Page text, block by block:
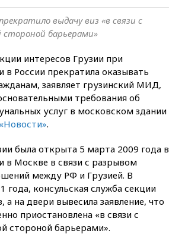
выдачу виз «в связи с
стороной барьерами»
интересов Грузии при
России прекратила оказывать
заявляет грузинский МИД,
требования об
услуг в московском здании
.
была открыта 5 марта 2009 года в
в Москве в связи с разрывом
между РФ и Грузией. В
года, консульская служба секции
а на двери вывесила заявление, что
приостановлена «в связи с
стороной барьерами».